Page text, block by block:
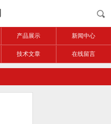
产品展示 新闻中心
技术文章 在线留言